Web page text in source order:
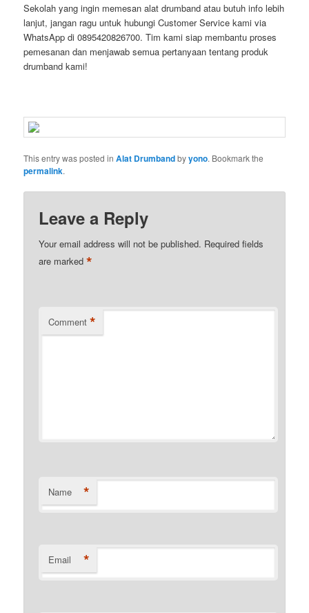
Sekolah yang ingin memesan alat drumband atau butuh info lebih
lanjut, jangan ragu untuk hubungi Customer Service kami via
WhatsApp di 0895420826700. Tim kami siap membantu proses
pemesanan dan menjawab semua pertanyaan tentang produk
drumband kami!
This entry was posted inAlat Drumbandbyyono. Bookmark the
permalink.
Leave a Reply
Your email address will not be published. Required fields
are marked*
Comment *
Name *
Email *